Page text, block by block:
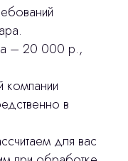
– 20 000 р.,
компании
в
для вас